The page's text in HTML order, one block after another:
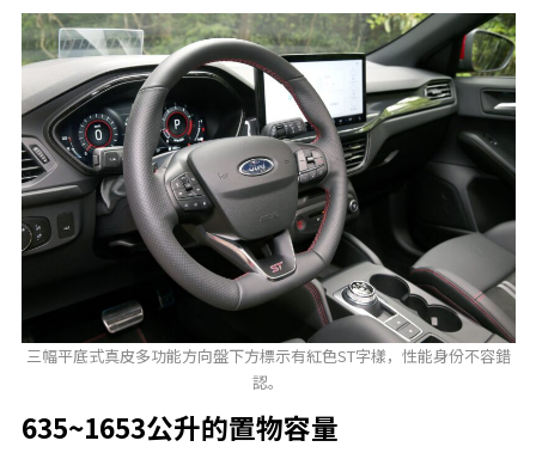
三幅平底式真皮多功能方向盤下方標示有紅色ST字樣，性能身份不容錯
認。
635~1653公升的置物容量